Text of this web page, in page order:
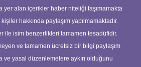
yer alan içerikler haber niteliği taşımamakta
hakkında paylaşım yapılmamaktadır.
ile isim benzerlikleri tamamen tesadüfidir.
ve tamamen ücretsiz bir bilgi paylaşım
ve yasal düzenlemelere aykırı olduğunu